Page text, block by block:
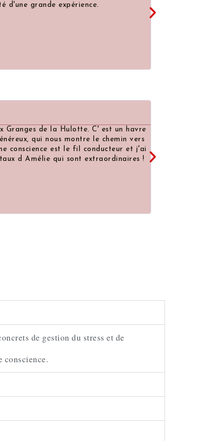
expérience.
part, je suis repartie
Merci infiniment
de la Hulotte. C' est un havre
nous montre le chemin vers
est le fil conducteur et j'ai
qui sont extraordinaires !
Une découverte qui a
s'harmonise
sans hésiter...
de gestion du stress et de
conscience.